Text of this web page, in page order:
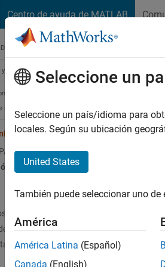
Centro de ayuda de MATLAB
y sistemas autónomos
Toolbox
sensores inerciales
versiones
Esta
Seleccione un
Seleccione un país/idioma para
locales. Según su ubicación
United States
También puede seleccionar uno
América
América Latina (Español)
Canada (English)